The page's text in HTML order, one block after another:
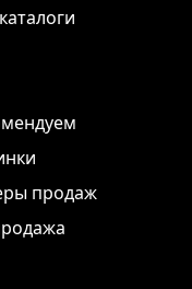
продаж